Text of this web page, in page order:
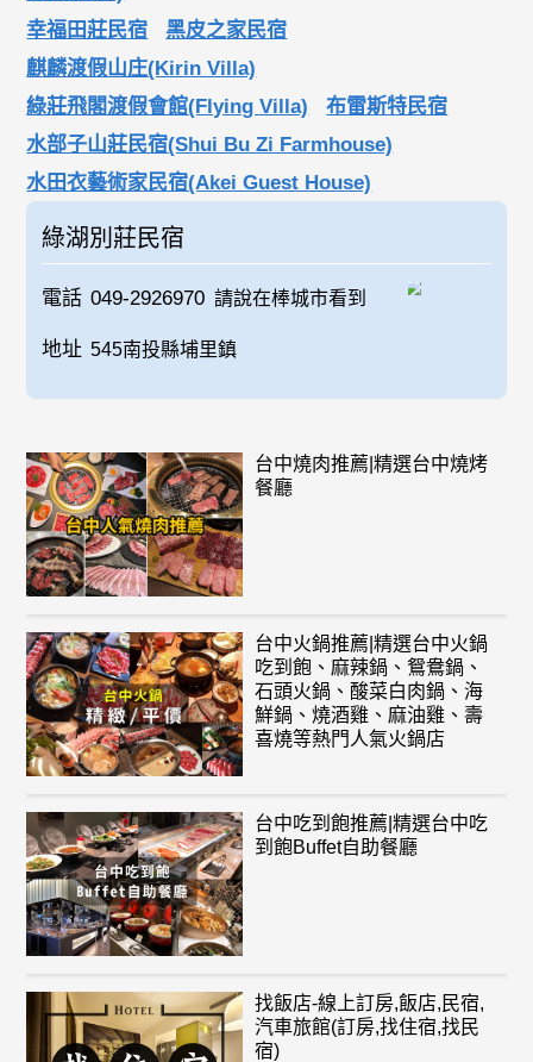
幸福田莊民宿
黑皮之家民宿
麒麟渡假山庄(Kirin Villa)
綠莊飛閣渡假會館(Flying Villa)
布雷斯特民宿
水部子山莊民宿(Shui Bu Zi Farmhouse)
水田衣藝術家民宿(Akei Guest House)
綠湖別莊民宿
電話 049-2926970 請說在棒城市看到
地址 545南投縣埔里鎮
台中燒肉推薦|精選台中燒烤
餐廳
台中火鍋推薦|精選台中火鍋
吃到飽、麻辣鍋、鴛鴦鍋、
石頭火鍋、酸菜白肉鍋、海
鮮鍋、燒酒雞、麻油雞、壽
喜燒等熱門人氣火鍋店
台中吃到飽推薦|精選台中吃
到飽Buffet自助餐廳
找飯店-線上訂房,飯店,民宿,
汽車旅館(訂房,找住宿,找民
宿)